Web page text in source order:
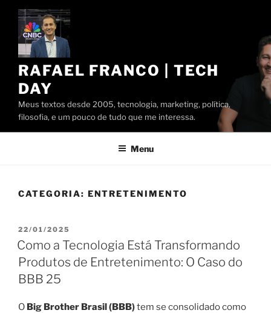
Pular
conteúdo
RAFAEL FRANCO | TECH
DAY
Meus textos desde 2005, tecnologia, marketing, política,
filosofia, e um pouco de tudo que me interessa.
Menu
CATEGORIA: ENTRETENIMENTO
PUBLICADO
EM
22/01/2025
Como a Tecnologia Está Transformando
Produtos de Entretenimento: O Caso do
BBB 25
O Big Brother Brasil (BBB)tem se consolidado como